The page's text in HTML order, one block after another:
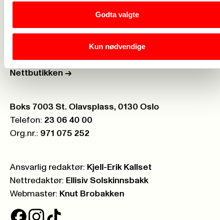
Godta valgte
Kun nødvendige
Personvern->
Ledige stillinger->
Nettbutikken ->
Postboks:
Boks 7003 St. Olavsplass, 0130 Oslo
Telefon: 23 06 40 00
Org.nr.: 971 075 252
Ansvarlig redaktør: Kjell-Erik Kallset
Nettredaktør: Ellisiv Solskinnsbakk
Webmaster: Knut Brobakken